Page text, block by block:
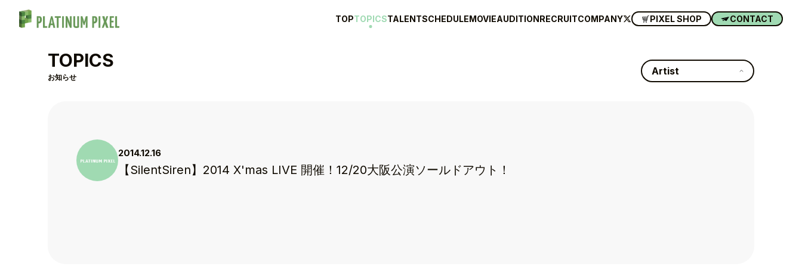
TOPTOPICSTALENTSCHEDULEMOVIEAUDITIONRECRUITCOMPANY PIXEL SHOP CONTACT
TOPICS
お知らせ
Artist
2014.12.16
【SilentSiren】2014 X'mas LIVE 開催！12/20大阪公演ソールドアウト！